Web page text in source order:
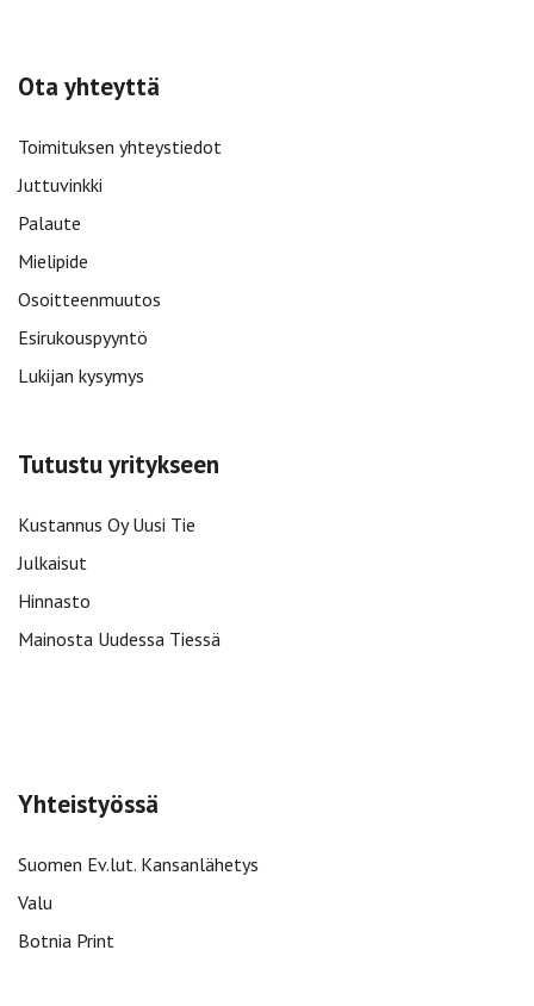
Ota yhteyttä
Toimituksen yhteystiedot
Juttuvinkki
Palaute
Mielipide
Osoitteenmuutos
Esirukouspyyntö
Lukijan kysymys
Tutustu yritykseen
Kustannus Oy Uusi Tie
Julkaisut
Hinnasto
Mainosta Uudessa Tiessä
Yhteistyössä
Suomen Ev.lut. Kansanlähetys
Valu
Botnia Print